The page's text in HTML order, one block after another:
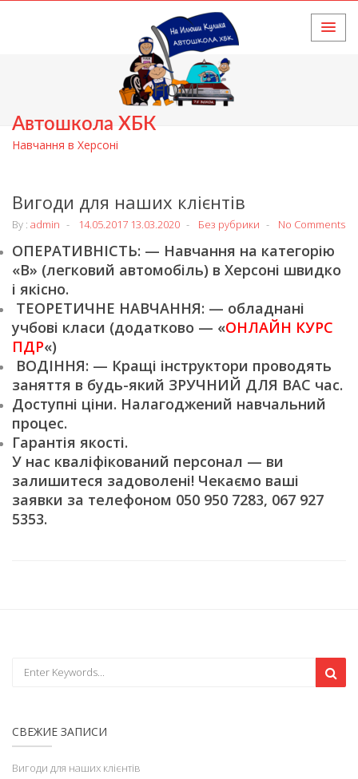
Автошкола ХБК
Навчання в Херсоні
HOME
Вигоди для наших клієнтів
By : admin 14.05.2017 13.03.2020 Без рубрики No Comments
ОПЕРАТИВНІСТЬ: — Навчання на категорію
«В» (легковий автомобіль) в Херсоні швидко
і якісно.
ТЕОРЕТИЧНЕ НАВЧАННЯ: — обладнані
учбові класи (додатково — «ОНЛАЙН КУРС
ПДР«)
ВОДІННЯ: — Кращі інструктори проводять
заняття в будь-який ЗРУЧНИЙ ДЛЯ ВАС час.
Доступні ціни. Налагоджений навчальний
процес.
Гарантія якості.
У нас кваліфікований персонал — ви
залишитеся задоволені! Чекаємо ваші
заявки за телефоном 050 950 7283, 067 927
5353.
СВЕЖИЕ ЗАПИСИ
Вигоди для наших клієнтів